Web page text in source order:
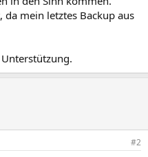
mein letztes Backup aus
#2